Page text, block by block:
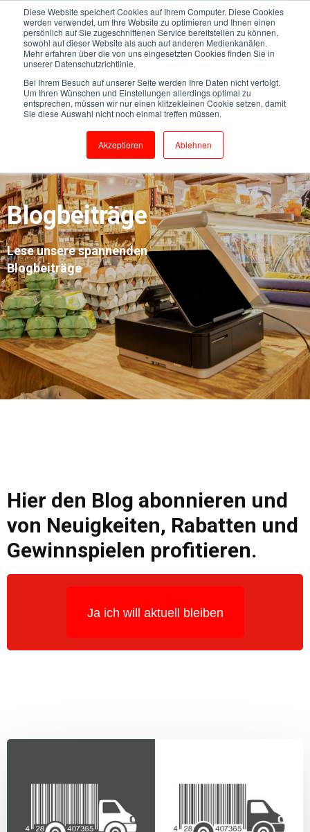
Diese Website speichert Cookies auf Ihrem Computer. Diese Cookies
werden verwendet, um Ihre Website zu optimieren und Ihnen einen
persönlich auf Sie zugeschnittenen Service bereitstellen zu können,
sowohl auf dieser Website als auch auf anderen Medienkanälen.
Mehr erfahren über die von uns eingesetzten Cookies finden Sie in
unserer Datenschutzrichtlinie.
Bei Ihrem Besuch auf unserer Seite werden Ihre Daten nicht verfolgt.
Um Ihren Wünschen und Einstellungen allerdings optimal zu
entsprechen, müssen wir nur einen klitzekleinen Cookie setzen, damit
Sie diese Auswahl nicht noch einmal treffen müssen.
Akzeptieren Ablehnen
Blogbeiträge
Lese unsere spannenden
Blogbeiträge
Hier den Blog abonnieren und
von Neuigkeiten, Rabatten und
Gewinnspielen profitieren.
Ja ich will aktuell bleiben